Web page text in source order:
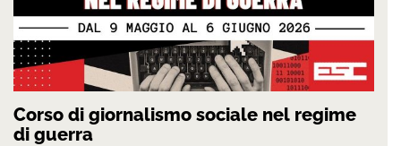
Corso di giornalismo sociale nel regime
di guerra